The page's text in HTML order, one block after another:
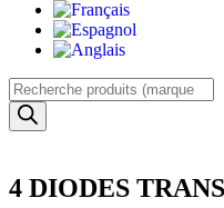
Recherche
de
produits
4 DIODES